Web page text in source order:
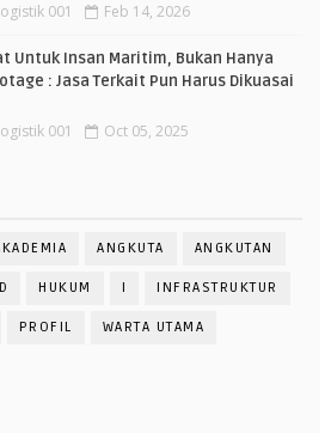
001 Feb 14, 2026
Untuk Insan Maritim, Bukan Hanya
: Jasa Terkait Pun Harus Dikuasai
001 Oct 05, 2025
ANGKUTA ANGKUTAN
HUKUM I INFRASTRUKTUR
PROFIL WARTA UTAMA